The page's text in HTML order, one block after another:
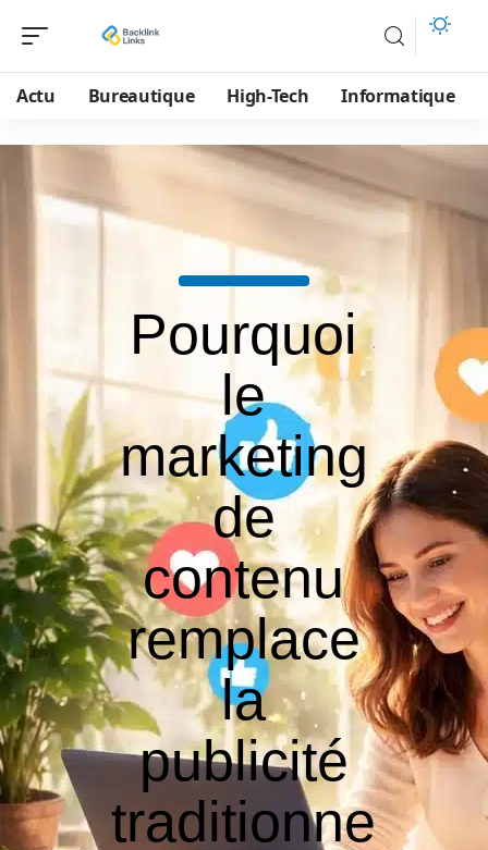
Actu Bureautique High-Tech Informatique
Pourquoi
le
marketing
de
contenu
remplace
la
publicité
traditionne